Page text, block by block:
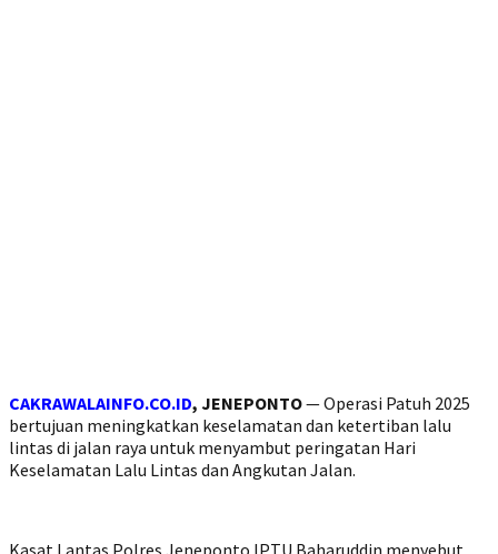
CAKRAWALAINFO.CO.ID, JENEPONTO— Operasi Patuh 2025
bertujuan meningkatkan keselamatan dan ketertiban lalu
lintas di jalan raya untuk menyambut peringatan Hari
Keselamatan Lalu Lintas dan Angkutan Jalan.